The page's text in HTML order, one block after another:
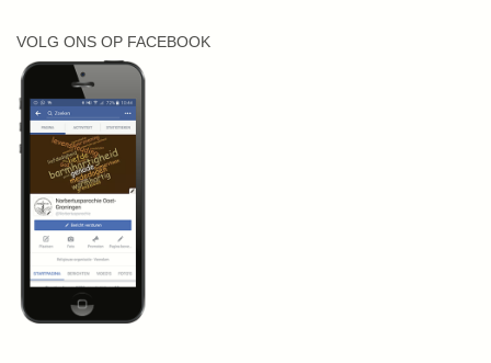
VOLG ONS OP FACEBOOK